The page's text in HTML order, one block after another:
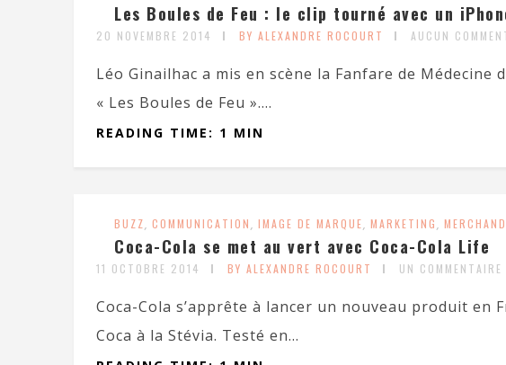
Les Boules de Feu : le clip tourné avec un
20 NOVEMBRE 2014 BY ALEXANDRE ROCOURT AUCUN
Léo Ginailhac a mis en scène la Fanfare de
« Les Boules de Feu »....
READING TIME: 1 MIN
BUZZ, COMMUNICATION, IMAGE DE MARQUE, MARKETING,
Coca-Cola se met au vert avec Coca-Cola Life
11 OCTOBRE 2014 BY ALEXANDRE ROCOURT UN COMMENTAIRE
Coca-Cola s’apprête à lancer un nouveau produit en
Coca à la Stévia. Testé en...